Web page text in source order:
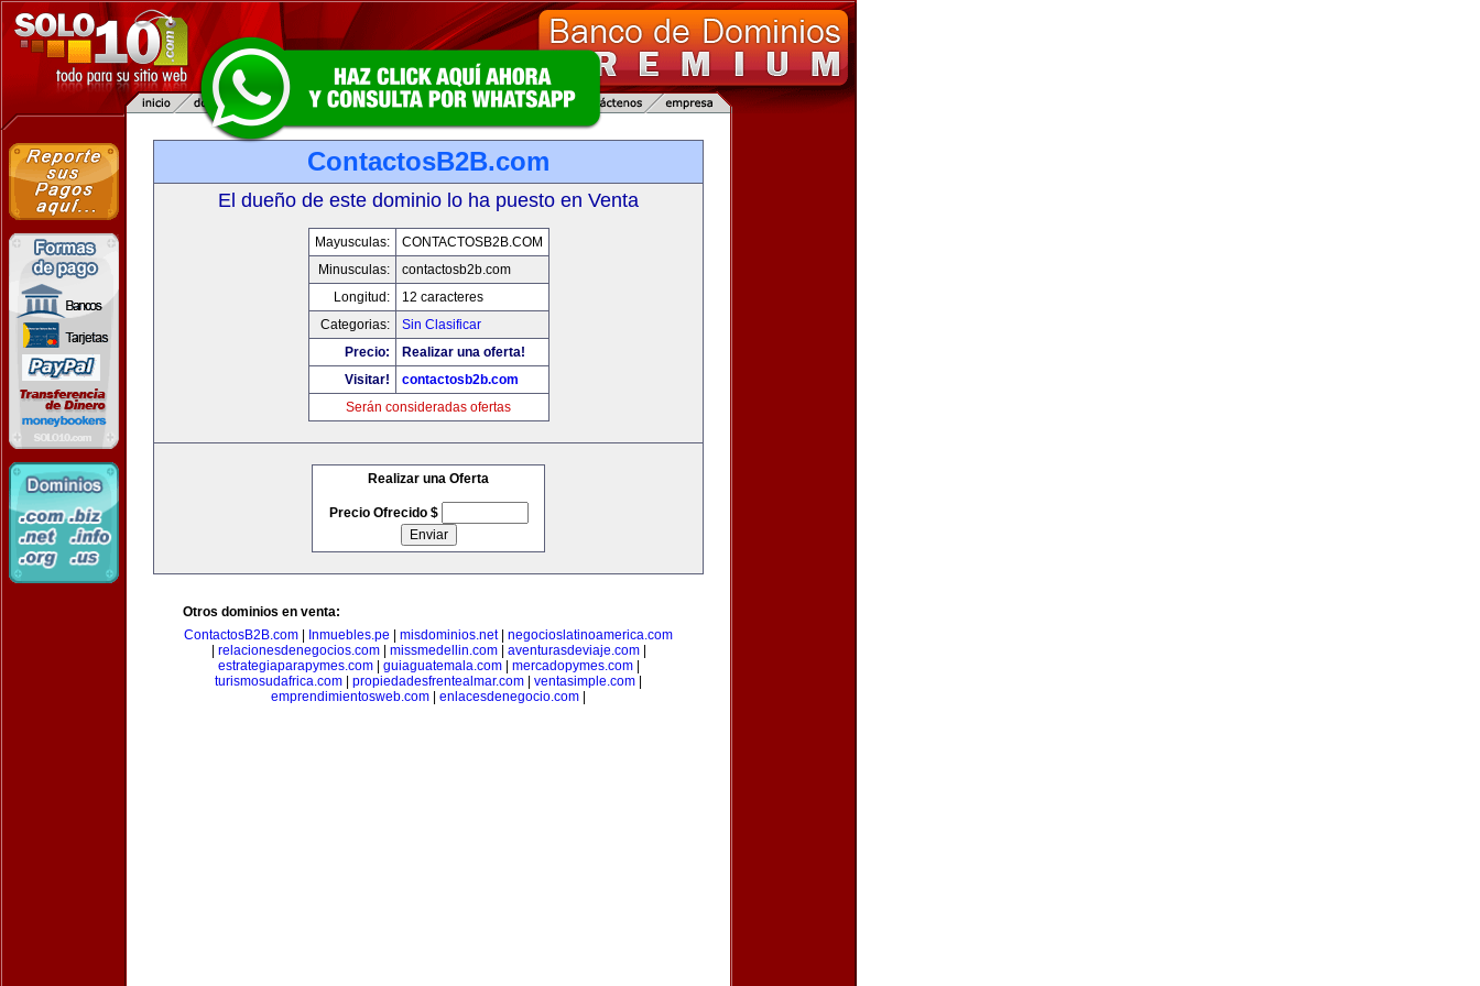
ContactosB2B.com
El dueño de este dominio lo ha puesto en Venta
Mayusculas:
CONTACTOSB2B.COM
Minusculas:
contactosb2b.com
Longitud:
12 caracteres
Categorias:
Sin Clasificar
Precio:
Realizar una oferta!
Visitar!
contactosb2b.com
Serán consideradas ofertas
Realizar una Oferta
Precio Ofrecido $
Otros dominios en venta:
ContactosB2B.com
Inmuebles.pe misdominios.net| negocioslatinoamerica.com
relacionesdenegocios.com| missmedellin.com| aventurasdeviaje.com|
estrategiaparapymes.com| guiaguatemala.com| mercadopymes.com|
turismosudafrica.com
propiedadesfrentealmar.com ventasimple.com
emprendimientosweb.com
enlacesdenegocio.com